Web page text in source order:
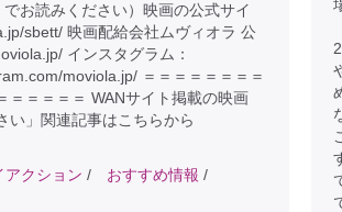
お読みください）映画の公式サイ
sbett/ 映画配給会社ムヴィオラ 公
インスタグラム：
moviola.jp/ ＝＝＝＝＝＝＝＝
＝＝＝＝＝ WANサイト掲載の映画
い」関連記事はこちらから
アクション / おすすめ情報 /